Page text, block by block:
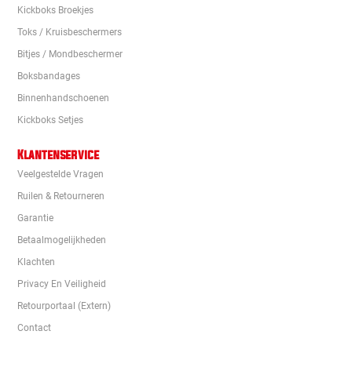
Kickboks Broekjes
Toks / Kruisbeschermers
Bitjes / Mondbeschermer
Boksbandages
Binnenhandschoenen
Kickboks Setjes
Klantenservice
Veelgestelde Vragen
Ruilen & Retourneren
Garantie
Betaalmogelijkheden
Klachten
Privacy En Veiligheid
Retourportaal (extern)
Contact